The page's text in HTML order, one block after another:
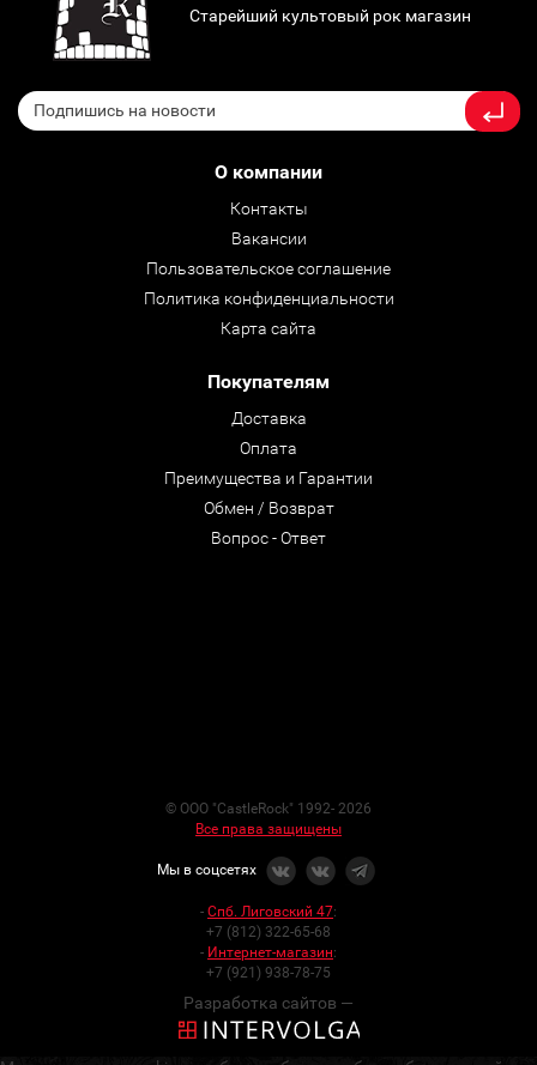
Старейший культовый рок магазин
О компании
Контакты
Вакансии
Пользовательское соглашение
Политика конфиденциальности
Карта сайта
Покупателям
Доставка
Оплата
Преимущества и Гарантии
Обмен / Возврат
Вопрос - Ответ
© ООО "CastleRock" 1992- 2026
Все права защищены
Мы в соцсетях
- Спб. Лиговский 47:
+7 (812) 322-65-68
- Интернет-магазин:
+7 (921) 938-78-75
Разработка сайтов —